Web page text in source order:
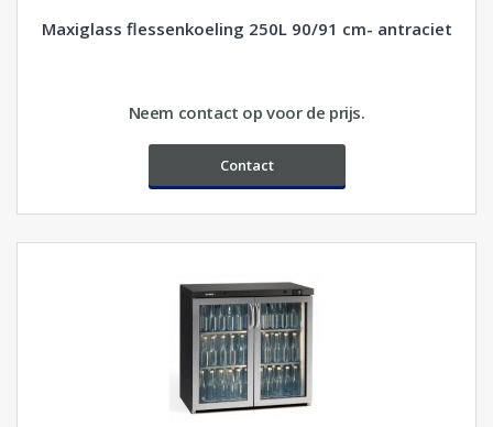
Maxiglass flessenkoeling 250L 90/91 cm- antraciet
Neem contact op voor de prijs.
Contact